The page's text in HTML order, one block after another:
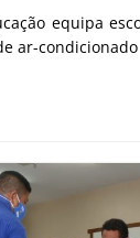
equipa
ar-condicionado